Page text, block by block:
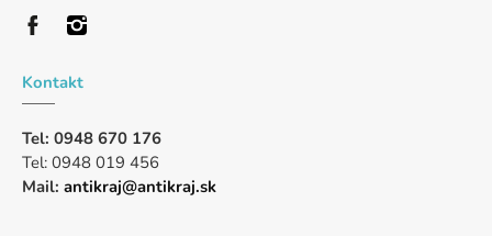
Kontakt
Tel: 0948 670 176
Tel: 0948 019 456
Mail: antikraj@antikraj.sk